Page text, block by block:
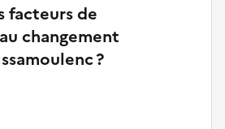
facteurs de
changement
?